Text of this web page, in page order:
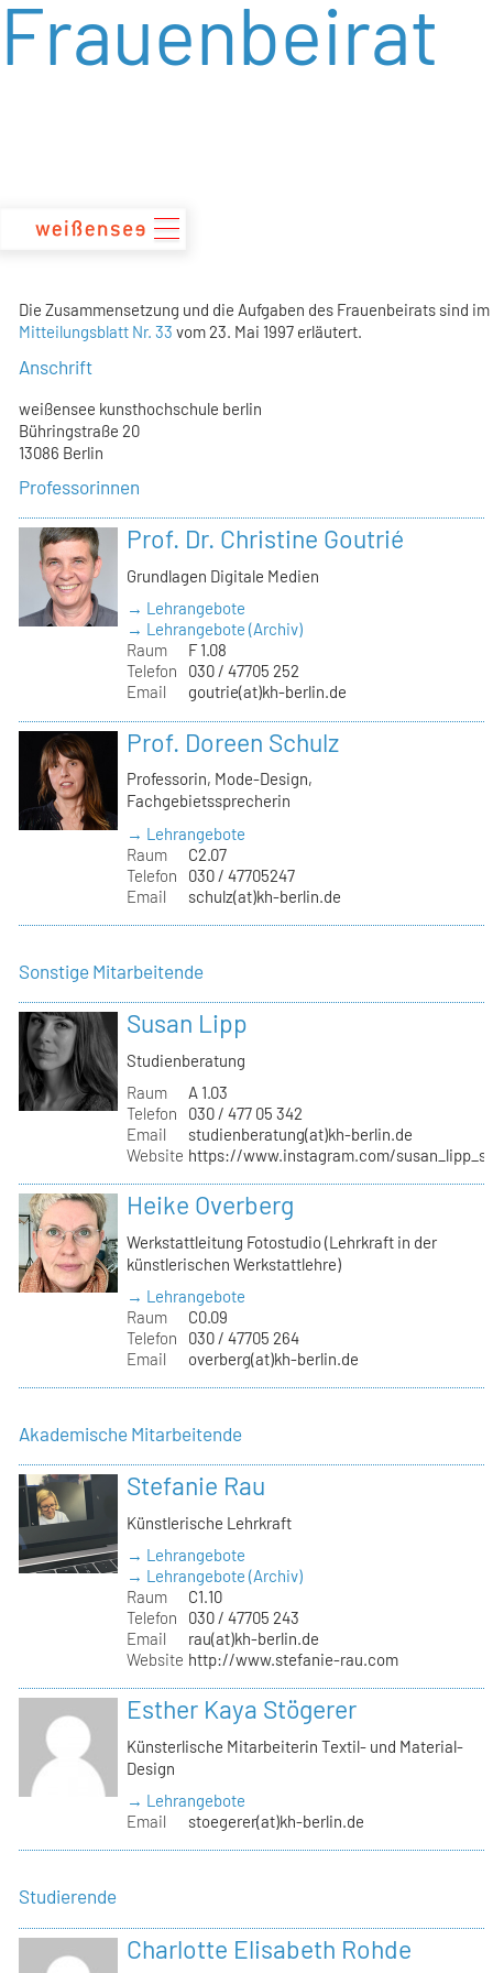
zum
Inhalt
Frauenbeirat
Die Zusammensetzung und die Aufgaben des Frauenbeirats sind im
Mitteilungsblatt Nr. 33 vom 23. Mai 1997 erläutert.
Anschrift
weißensee kunsthochschule berlin
Bühringstraße 20
13086 Berlin
Professorinnen
Prof. Dr. Christine Goutrié
Grundlagen Digitale Medien
→ Lehrangebote
→ Lehrangebote (Archiv)
Raum
F 1.08
Telefon
030 / 47705 252
Email
goutrie(at)kh-berlin.de
Prof. Doreen Schulz
Professorin, Mode-Design,
Fachgebietssprecherin
→ Lehrangebote
Raum
C2.07
Telefon
030 / 47705247
Email
schulz(at)kh-berlin.de
Sonstige Mitarbeitende
Susan Lipp
Studienberatung
Raum
A 1.03
Telefon
030 / 477 05 342
Email
studienberatung(at)kh-berlin.de
Website https://www.instagram.com/
Heike Overberg
Werkstattleitung Fotostudio (Lehrkraft in der
künstlerischen Werkstattlehre)
→ Lehrangebote
Raum
C0.09
Telefon
030 / 47705 264
Email
overberg(at)kh-berlin.de
Akademische Mitarbeitende
Stefanie Rau
Künstlerische Lehrkraft
→ Lehrangebote
→ Lehrangebote (Archiv)
Raum
C1.10
Telefon
030 / 47705 243
Email
rau(at)kh-berlin.de
Website http://www.stefanie-rau.com
Esther Kaya Stögerer
Künsterlische Mitarbeiterin Textil- und Material-
Design
→ Lehrangebote
Email
stoegerer(at)kh-berlin.de
Studierende
Charlotte Elisabeth Rohde